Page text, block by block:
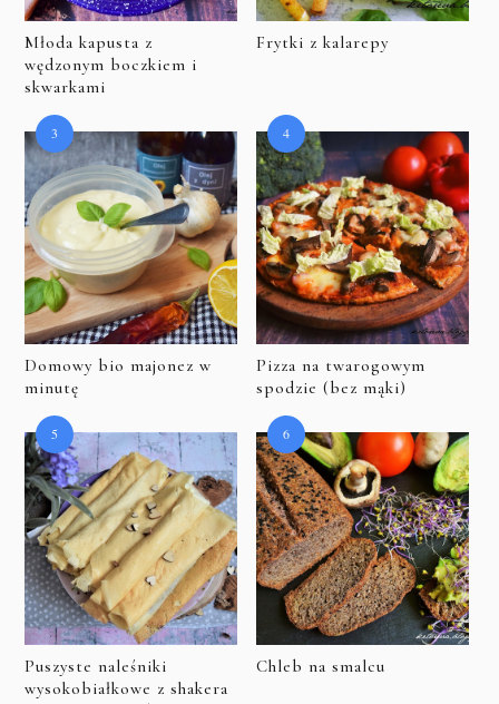
Młoda kapusta z
wędzonym boczkiem i
skwarkami
Frytki z kalarepy
Domowy bio majonez w
minutę
Pizza na twarogowym
spodzie (bez mąki)
Puszyste naleśniki
wysokobiałkowe z shakera
Chleb na smalcu